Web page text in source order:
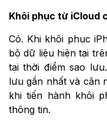
Khôi phục từ iCloud
Có. Khi khôi phục
bộ dữ liệu hiện tại
tại thời điểm sao
lưu gần nhất và cân
khi tiến hành khôi
thông tin.